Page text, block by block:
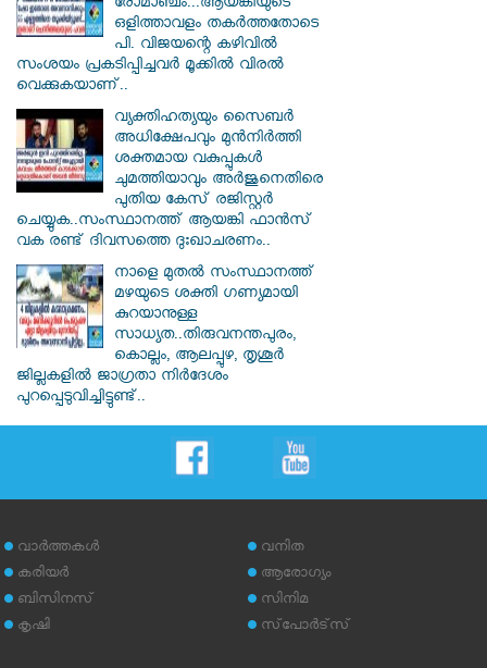
രോമാഞ്ചം...ആയങ്കിയുടെ
ഒളിത്താവളം തകര്‍ത്തതോടെ
പി. വിജയന്റെ കഴിവില്‍
സംശയം പ്രകടിപ്പിച്ചവര്‍ മൂക്കില്‍ വിരല്‍
വെക്കുകയാണ്..
വ്യക്തിഹത്യയും സൈബര്‍
അധിക്ഷേപവും മുന്‍നിര്‍ത്തി
ശക്തമായ വകുപ്പുകള്‍
ചുമത്തിയാവും അർജുനെതിരെ
പുതിയ കേസ് രജിസ്റ്റര്‍
ചെയ്യുക..സംസ്ഥാനത്ത് ആയങ്കി ഫാൻസ്
വക രണ്ട് ദിവസത്തെ ദുഃഖാചരണം..
നാളെ മുതൽ സംസ്ഥാനത്ത്
മഴയുടെ ശക്തി ഗണ്യമായി
കുറയാനുള്ള
സാധ്യത..തിരുവനന്തപുരം,
കൊല്ലം, ആലപ്പുഴ, തൃശൂർ
ജില്ലകളിൽ ജാഗ്രതാ നിർദേശം
പുറപ്പെടുവിച്ചിട്ടുണ്ട്..
വാര്‍ത്തകള്‍
കരിയര്‍
ബിസിനസ്
കൃഷി
വനിത
ആരോഗ്യം
സിനിമ
സ്‌പോര്‍ട്‌സ്